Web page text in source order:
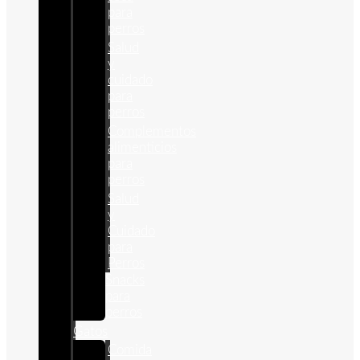
para
perros
Salud
y
cuidado
para
perros
Complementos
alimenticios
para
perros
Salud
y
Cuidado
para
Perros
Gatos
Comida